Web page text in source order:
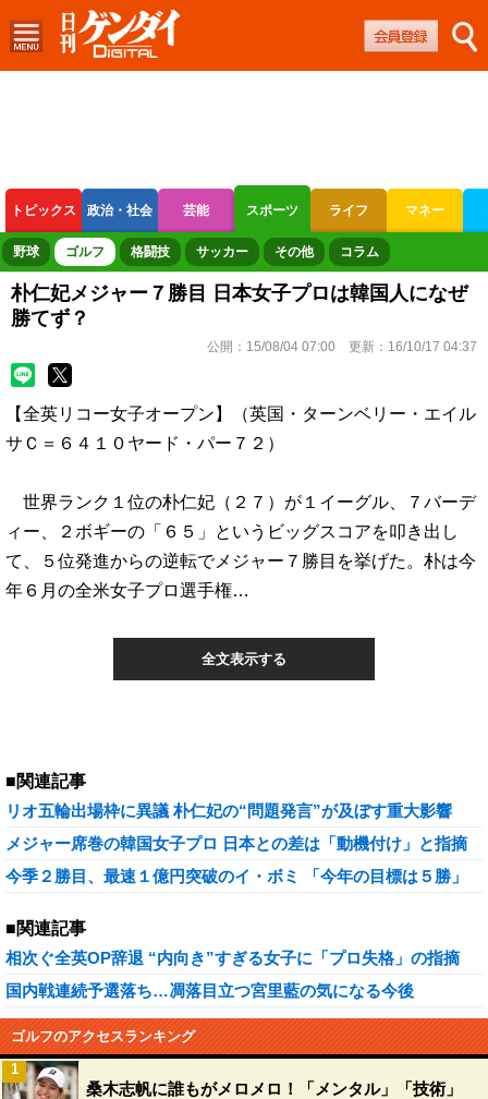
トピックス 政治・社会 芸能 スポーツ ライフ マネー
ボートレース 競輪 オートレース
野球 ゴルフ 格闘技 サッカー その他 コラム
朴仁妃メジャー７勝目 日本女子プロは韓国人になぜ
勝てず？
公開： 15/08/04 07:00 更新： 16/10/17 04:37
【全英リコー女子オープン】（英国・ターンベリー・エイル
サＣ＝６４１０ヤード・パー７２）
世界ランク１位の朴仁妃（２７）が１イーグル、７バーデ
ィー、２ボギーの「６５」というビッグスコアを叩き出し
て、５位発進からの逆転でメジャー７勝目を挙げた。朴は今
年６月の全米女子プロ選手権…
全文表示する
■関連記事
リオ五輪出場枠に異議 朴仁妃の“問題発言”が及ぼす重大影響
メジャー席巻の韓国女子プロ 日本との差は「動機付け」と指摘
今季２勝目、最速１億円突破のイ・ボミ 「今年の目標は５勝」
■関連記事
相次ぐ全英OP辞退 “内向き”すぎる女子に「プロ失格」の指摘
国内戦連続予選落ち…凋落目立つ宮里藍の気になる今後
ゴルフのアクセスランキング
桑木志帆に誰もがメロメロ！「メンタル」「技術」
1